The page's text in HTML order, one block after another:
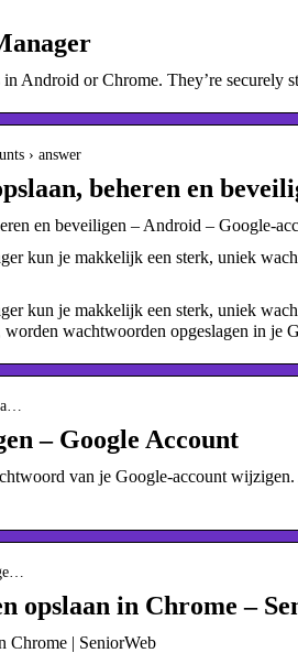
Android or Chrome. They’re
› answer
beheren en
en beveiligen – Android – Google-
kun je makkelijk een sterk, uniek
kun je makkelijk een sterk, uniek
wachtwoorden opgeslagen in je
– Google Account
van je Google-account
opslaan in Chrome –
Chrome | SeniorWeb